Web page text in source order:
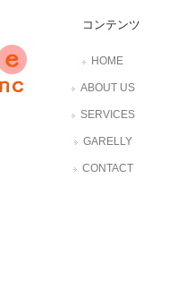
コンテンツ
HOME
ABOUT US
SERVICES
GARELLY
CONTACT